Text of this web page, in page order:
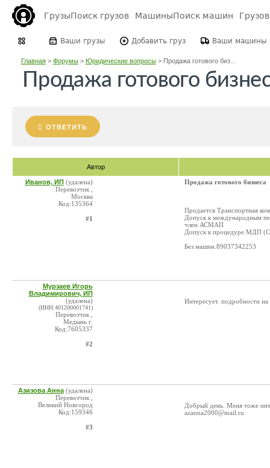
ГрузыПоиск грузов МашиныПоиск машин
Ваши грузы Добавить груз Ваши машины
Главная> Форумы> Юридические вопросы> Продажа готового биз...
Продажа готового
ОТВЕТИТЬ
Автор
Иванов, ИП (удалена)
Перевозчик ,
Москва
Код:135364
#1
Продажа готового бизнеса
Продается Транспортная
Допуск к международным
член АСМАП
Допуск к процедуре МДП
Без машин.89037342253
Мурзаев Игорь
Владимирович, ИП
(удалена)
(ИНН:401200001741)
Перевозчик ,
Медынь г.
Код:7605337
#2
Интересует. подробности
Азизова Анна (удалена)
Перевозчик ,
Великий Новгород
Код:159346
#3
Добрый день. Меня тоже
azanna2000@mail.ru